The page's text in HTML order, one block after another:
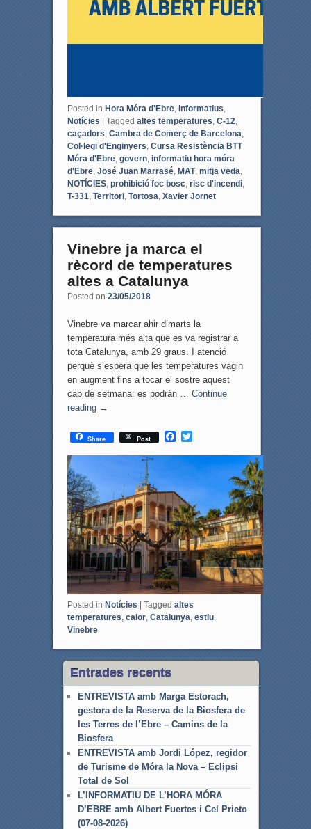
Posted in Hora Móra d'Ebre, Informatius,
Notícies
Tagged altes temperatures, C-12,
caçadors, Cambra de Comerç de Barcelona,
Col·legi d'Enginyers, Cursa Resistència BTT
Móra d'Ebre, govern, informatiu hora móra
d'Ebre, José Juan Marrasé, MAT, mitja veda,
NOTÍCIES, prohibició foc bosc, risc d'incendi,
T-331, Territori, Tortosa, Xavier Jornet
Vinebre ja marca el
rècord de temperatures
altes a Catalunya
Posted on 23/05/2018
Vinebre va marcar ahir dimarts la
temperatura més alta que es va registrar a
tota Catalunya, amb 29 graus. I atenció
perquè s’espera que les temperatures vagin
en augment fins a tocar el sostre aquest
cap de setmana: es podrán … Continue
reading →
Share Post
F
c
b
o
o
k
T
i
e
r
Posted in Notícies | Tagged altes
temperatures calor, Catalunya estiu,
Vinebre
Entrades recents
ENTREVISTA amb Marga Estorach,
gestora de la Reserva de la Biosfera de
les Terres de l’Ebre – Camins de la
Biosfera
ENTREVISTA amb Jordi López, regidor
de Turisme de Móra la Nova – Eclipsi
Total de Sol
L’INFORMATIU DE L’HORA MÓRA
D’EBRE amb Albert Fuertes i Cel Prieto
(07-08-2026)